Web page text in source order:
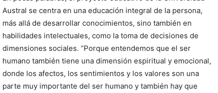
Austral se centra en una educación integral de la persona,
más allá de desarrollar conocimientos, sino también en
habilidades intelectuales, como la toma de decisiones de
dimensiones sociales. “Porque entendemos que el ser
humano también tiene una dimensión espiritual y emocional,
donde los afectos, los sentimientos y los valores son una
parte muy importante del ser humano y también hay que